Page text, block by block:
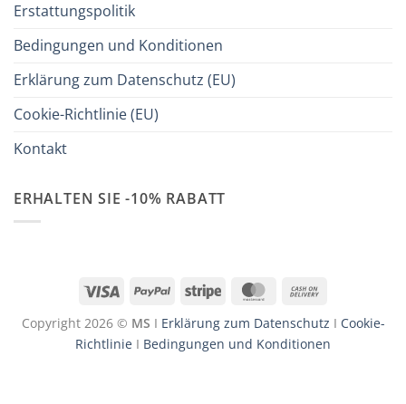
Erstattungspolitik
Bedingungen und Konditionen
Erklärung zum Datenschutz (EU)
Cookie-Richtlinie (EU)
Kontakt
ERHALTEN SIE -10% RABATT
Visa PayPal Stripe MasterCard
Delivery
Copyright 2026 © MS I Erklärung zum Datenschutz I Cookie-
Richtlinie I Bedingungen und Konditionen